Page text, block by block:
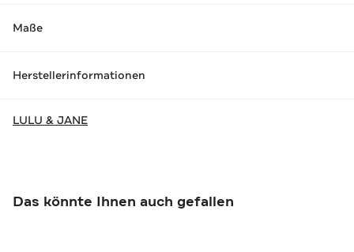
Maße
Herstellerinformationen
LULU & JANE
Das könnte Ihnen auch gefallen